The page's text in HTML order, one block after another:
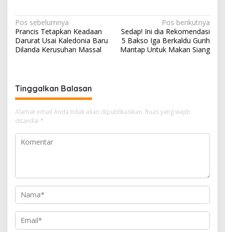
at
s
A
p
e
gr
a
e
b
o
re
a
d
ar
e
N
a
v
g
a
s
i
p
Pos sebelumnya
Prancis Tetapkan Keadaan
Darurat Usai Kaledonia Baru
Dilanda Kerusuhan Massal
Pos berikutnya
Sedap! Ini dia Rekomendasi
5 Bakso Iga Berkaldu Gurih
Mantap Untuk Makan Siang
Tinggalkan Balasan
Alamat email Anda tidak akan dipublikasikan. Ruas yang wajib
ditandai *